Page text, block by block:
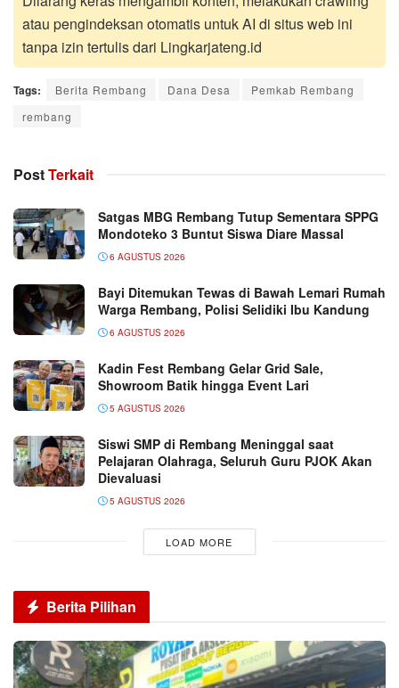
atau pengindeksan otomatis untuk AI di situs web ini
tanpa izin tertulis dari Lingkarjateng.id
Tags: Berita Rembang Dana Desa
Pemkab Rembang
rembang
PostTerkait
Satgas MBG Rembang Tutup Sementara SPPG
Mondoteko 3 Buntut Siswa Diare Massal
6 AGUSTUS 2026
Bayi Ditemukan Tewas di Bawah Lemari Rumah
Warga Rembang, Polisi Selidiki Ibu Kandung
6 AGUSTUS 2026
Kadin Fest Rembang Gelar Grid Sale,
Showroom Batik hingga Event Lari
5 AGUSTUS 2026
Siswi SMP di Rembang Meninggal saat
Pelajaran Olahraga, Seluruh Guru PJOK Akan
Dievaluasi
5 AGUSTUS 2026
LOAD MORE
Berita Pilihan